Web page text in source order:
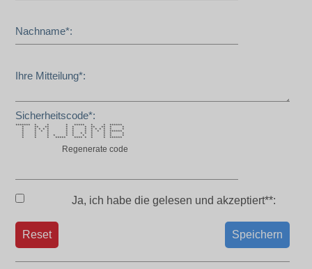
Nachname*:
Ihre Mitteilung*:
Sicherheitscode*:
******* * * * ***** * * ******
* ** ** * * * ** ** * *
* * * * * * * * * * * * * *
* * * * * * * * * * ******
* * * * * * * * * * *
* * * * * * * * * * *
* * * ***** **** * * * ******
Regenerate code
Ja, ich habe die gelesen und akzeptiert**:
Speichern
Reset